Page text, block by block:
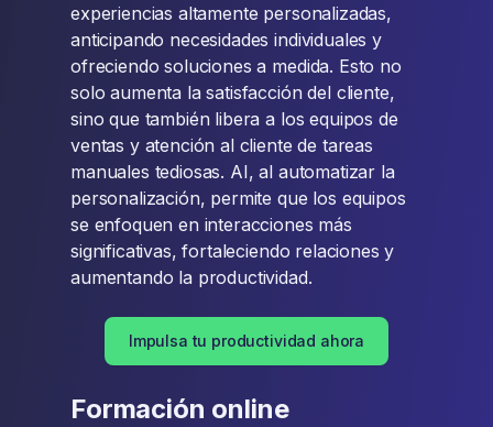
experiencias altamente personalizadas,
anticipando necesidades individuales y
ofreciendo soluciones a medida. Esto no
solo aumenta la satisfacción del cliente,
sino que también libera a los equipos de
ventas y atención al cliente de tareas
manuales tediosas. AI, al automatizar la
personalización, permite que los equipos
se enfoquen en interacciones más
significativas, fortaleciendo relaciones y
aumentando la productividad.
Impulsa tu productividad ahora
Formación online